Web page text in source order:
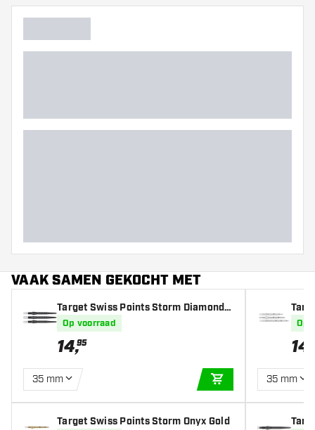
VAAK SAMEN GEKOCHT MET
Target Swiss Points Storm Diamond B
lack
Op voorraad
14,95
35 mm
IN WINKELWAGEN
Target Swiss Points Storm Onyx Gold
Op
14
35 mm